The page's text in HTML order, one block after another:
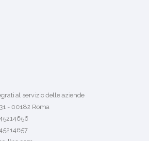
al servizio delle aziende
- 00182 Roma